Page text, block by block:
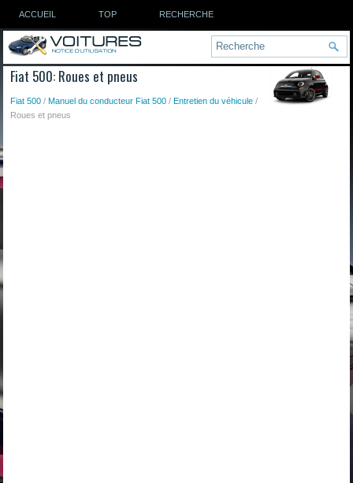
ACCUEIL TOP RECHERCHE
Fiat 500: Roues et pneus
Fiat 500 /Manuel du conducteur Fiat 500 /Entretien du véhicule /
Roues et pneus